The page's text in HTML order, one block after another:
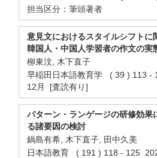
担当区分：筆頭著者
意見文におけるスタイルシフトに
韓国人・中国人学習者の作文の実
柳東汶, 木下直子
早稲田日本語教育学 ( 39 ) 113 -
12月 [査読有り]
パターン・ランゲージの研修効果
る諸要因の検討
鍋島有希, 木下直子, 田中久美
日本語教育 ( 191 ) 118 - 125